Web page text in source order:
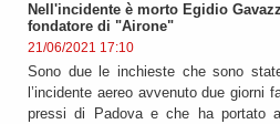
Nell'incidente è morto Egidio
fondatore di "Airone"
21/06/2021 17:10
Sono due le inchieste che sono
l’incidente aereo avvenuto due giorni
pressi di Padova e che ha portato